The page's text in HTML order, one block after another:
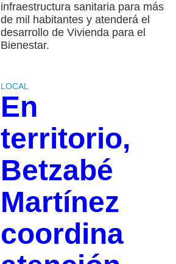
infraestructura sanitaria para más
de mil habitantes y atenderá el
desarrollo de Vivienda para el
Bienestar.
LOCAL
En
territorio,
Betzabé
Martínez
coordina